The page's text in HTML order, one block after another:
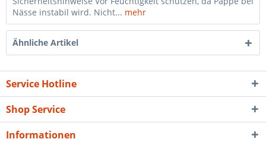
Nässe instabil wird. Nicht... mehr
Ähnliche Artikel
Service Hotline
Shop Service
Informationen